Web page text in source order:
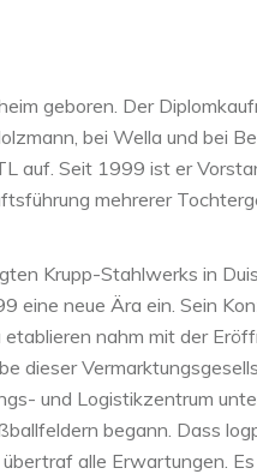
geboren. Der
bei Wella und bei
auf. Seit 1999 ist er
mehrerer
Krupp-Stahlwerks in
neue Ära ein. Sein
nahm mit der
dieser
und Logistikzentrum
begann. Dass
alle Erwartungen.